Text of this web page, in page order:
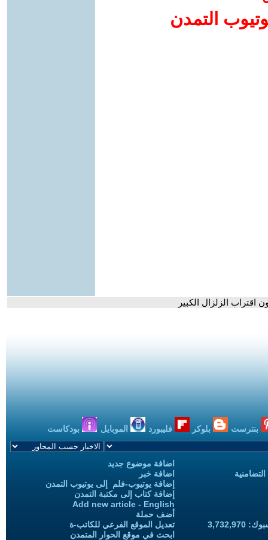
التمدن
بنترست بلوكر فليبورد الموبايل بودكاست
اضافة موضوع جديد
اضافة خبر
إضافة يوتيوب-فلم إلى يوتيوب التمدن
إضافة كتاب إلى مكتبة التمدن
Add new article - English
أضف حملة
تعديل الموقع الفرعي للكاتب-ة
ابحث في موقع الحوار المتمدن